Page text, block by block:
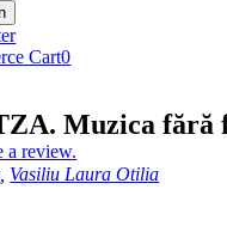
Cart0
Muzica fără
a review.
Vasiliu Laura Otilia